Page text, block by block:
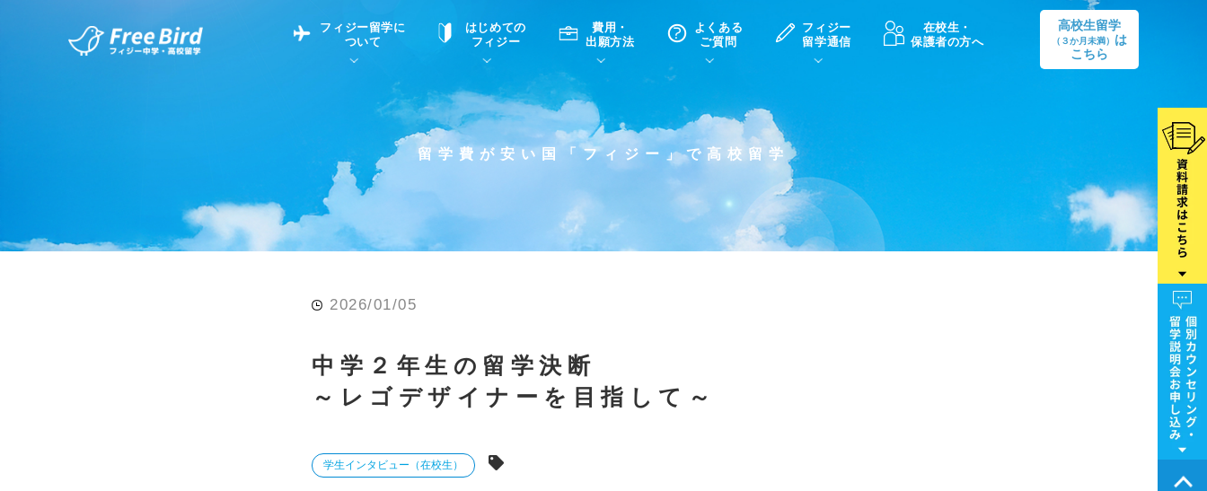
フィジー留学に
ついて
フィジー留学について 中学・高校留学の意義
はじめての
フィジー
滞在先
費用・
出願方法
高校留学
よくある
ご質問
フィジーでの生活Q&A ホームステイQ&A
現地高校Q&A
英語についてQ&A
フィジー
留学通信
フィジー留学通信TOP 学生インタビュー（在校生）
留学コラム
在校生・
保護者の方へ
高校生留学
（３か月未満）
は
こちら
留学費が安い国「フィジー」で高校留学
2026/01/05
中学２年生の留学決断
～レゴデザイナーを目指して～
学生インタビュー（在校生）